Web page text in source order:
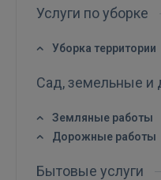
 Sign
Ещё не
Услуги по уборке
Уборка территории
Сад, земельные и
Земляные работы
Дорожные работы
Бытовые услуги